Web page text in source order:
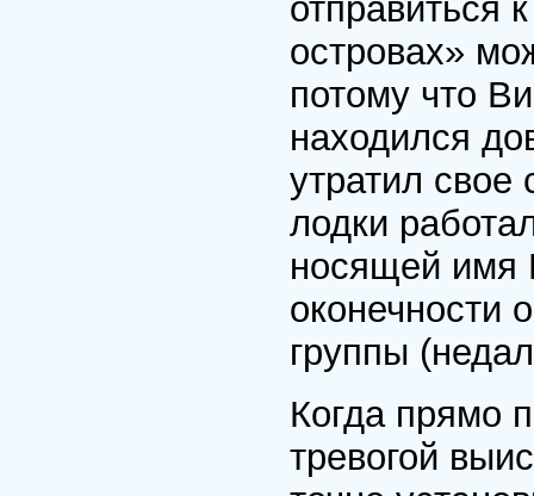
отправиться
островах»
потому что
находился
утратил свое
лодки
носящей имя
оконечности
группы
Когда прямо
тревогой